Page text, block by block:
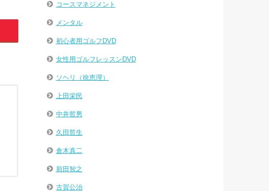
コースマネジメント
メンタル
初心者用ゴルフDVD
女性用ゴルフレッスンDVD
ソヘリ（徐恵理）
上田栄民
中井哲男
久田哲生
倉木真二
前田智之
古賀公治